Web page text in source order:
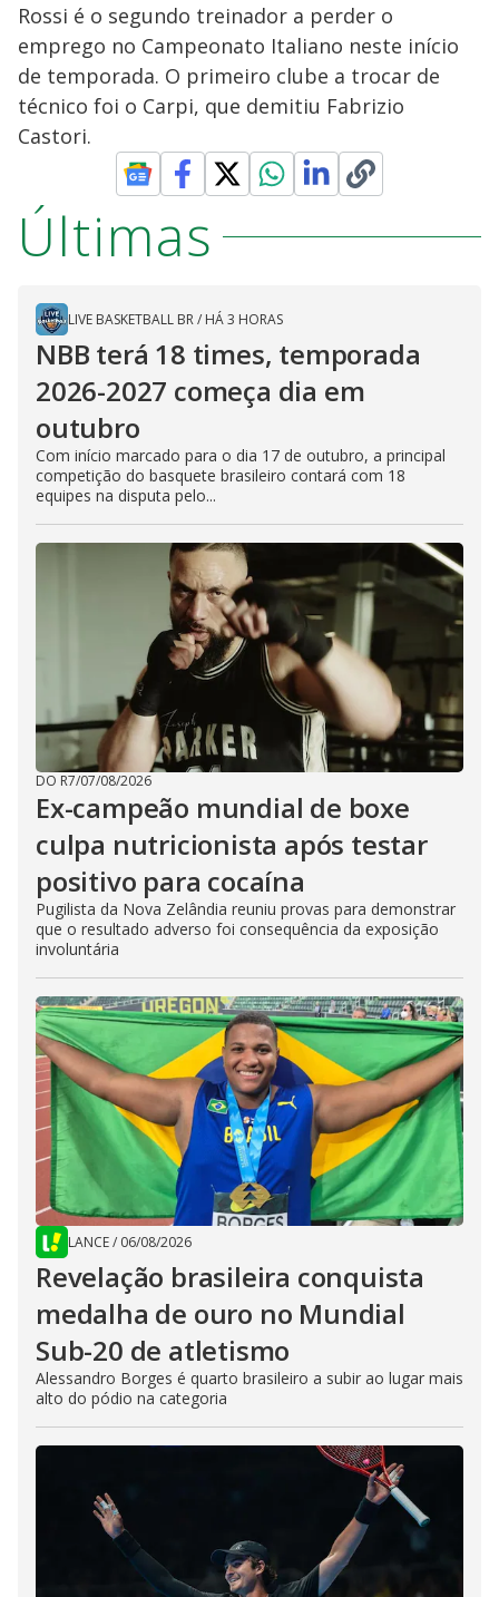
Rossi é o segundo treinador a perder o
emprego no Campeonato Italiano neste início
de temporada. O primeiro clube a trocar de
técnico foi o Carpi, que demitiu Fabrizio
Castori.
Últimas
LIVE BASKETBALL BR/ HÁ 3 HORAS
NBB terá 18 times, temporada
2026-2027 começa dia em
outubro
Com início marcado para o dia 17 de outubro, a principal
competição do basquete brasileiro contará com 18
equipes na disputa pelo...
DO R7/07/08/2026
Ex-campeão mundial de boxe
culpa nutricionista após testar
positivo para cocaína
Pugilista da Nova Zelândia reuniu provas para demonstrar
que o resultado adverso foi consequência da exposição
involuntária
LANCE/ 06/08/2026
Revelação brasileira conquista
medalha de ouro no Mundial
Sub-20 de atletismo
Alessandro Borges é quarto brasileiro a subir ao lugar mais
alto do pódio na categoria